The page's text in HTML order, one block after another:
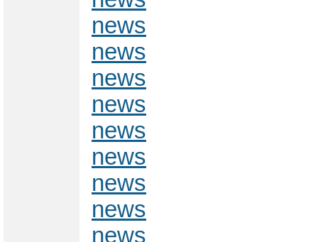
news
news
news
news
news
news
news
news
news